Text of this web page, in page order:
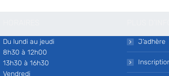
Du lundi au jeudi
8h30 à 12h00
13h30 à 16h30
Vendredi
J’adhère